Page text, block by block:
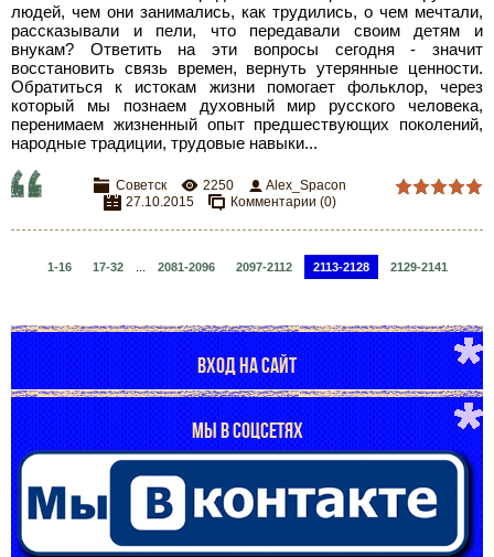
людей, чем они занимались, как трудились, о чем мечтали,
рассказывали и пели, что передавали своим детям и
внукам? Ответить на эти вопросы сегодня - значит
восстановить связь времен, вернуть утерянные ценности.
Обратиться к истокам жизни помогает фольклор, через
который мы познаем духовный мир русского человека,
перенимаем жизненный опыт предшествующих поколений,
народные традиции, трудовые навыки...
Советск 2250
Alex_Spacon
27.10.2015
Комментарии (0)
1-16 17-32 2081-2096 2097-2112 2113-2128 2129-2141
ВХОД НА САЙТ
МЫ В СОЦСЕТЯХ